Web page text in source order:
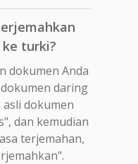
turki?
dokumen Anda
daring
dokumen
dan kemudian
terjemahan,